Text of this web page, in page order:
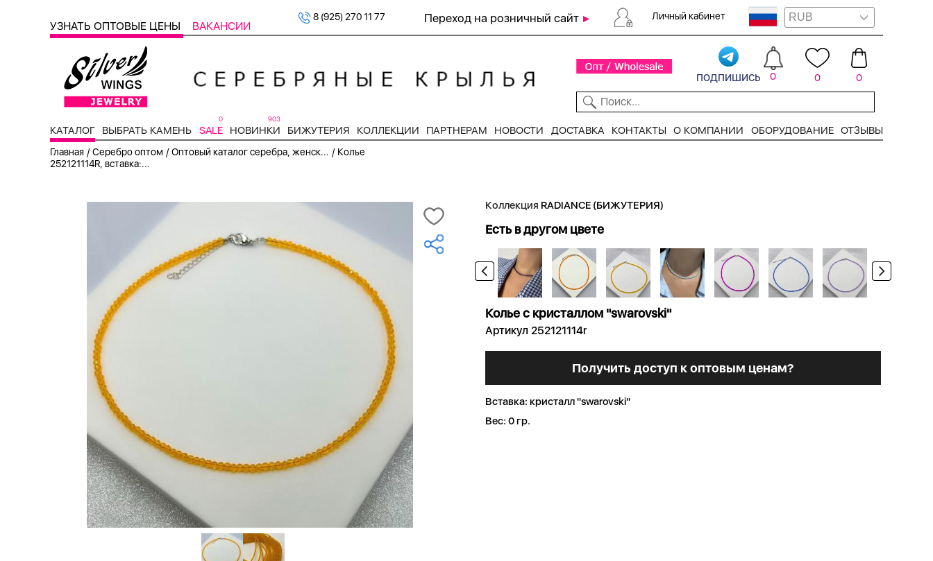
УЗНАТЬ ОПТОВЫЕ ЦЕНЫ ВАКАНСИИ
8 (925) 270 11 77 Переход на розничный сайт Личный кабинет
подпишись 0 0 0
КАТАЛОГ ВЫБРАТЬ КАМЕНЬ SALE
0
НОВИНКИ
903
БИЖУТЕРИЯ КОЛЛЕКЦИИ ПАРТНЕРАМ НОВОСТИ ДОСТАВКА КОНТАКТЫ О КОМПАНИИ ОБОРУДОВАНИЕ ОТЗЫВЫ
Главная /Серебро оптом /Оптовый каталог серебра, женск... / Колье
252121114R, вставка:...
Коллекция RADIANCE (БИЖУТЕРИЯ)
Есть в другом цвете
Колье с кристаллом "swarovski"
Артикул 252121114r
Получить доступ к оптовым ценам?
Вставка: кристалл "swarovski"
Вес: 0 гр.